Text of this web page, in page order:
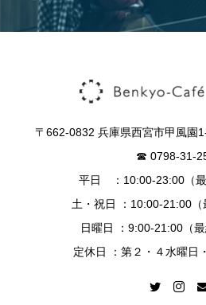
〒662-0832 兵庫県西宮市甲風園
☎︎ 0798-31-
平日 ：10:00-23:00（最
土・祝日 ：10:00-21:00（
日曜日 ：9:00-21:00（最
定休日 ：第２・４水曜日